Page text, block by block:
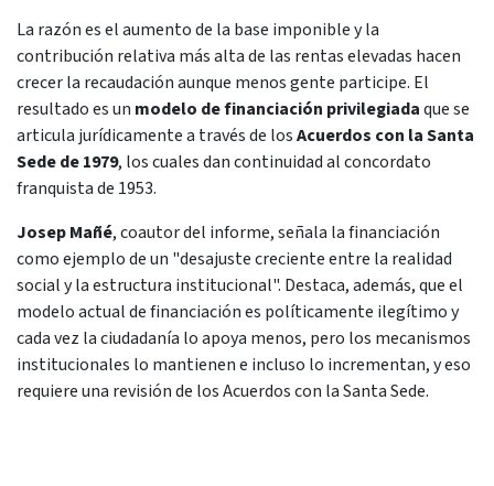
La razón es el aumento de la base imponible y la
contribución relativa más alta de las rentas elevadas hacen
crecer la recaudación aunque menos gente participe. El
resultado es un modelo de financiación privilegiadaque se
articula jurídicamente a través de losAcuerdos con la Santa
Sede de 1979, los cuales dan continuidad al concordato
franquista de 1953.
Josep Mañé, coautor del informe, señala la financiación
como ejemplo de un "desajuste creciente entre la realidad
social y la estructura institucional". Destaca, además, que el
modelo actual de financiación es políticamente ilegítimo y
cada vez la ciudadanía lo apoya menos, pero los mecanismos
institucionales lo mantienen e incluso lo incrementan, y eso
requiere una revisión de los Acuerdos con la Santa Sede.